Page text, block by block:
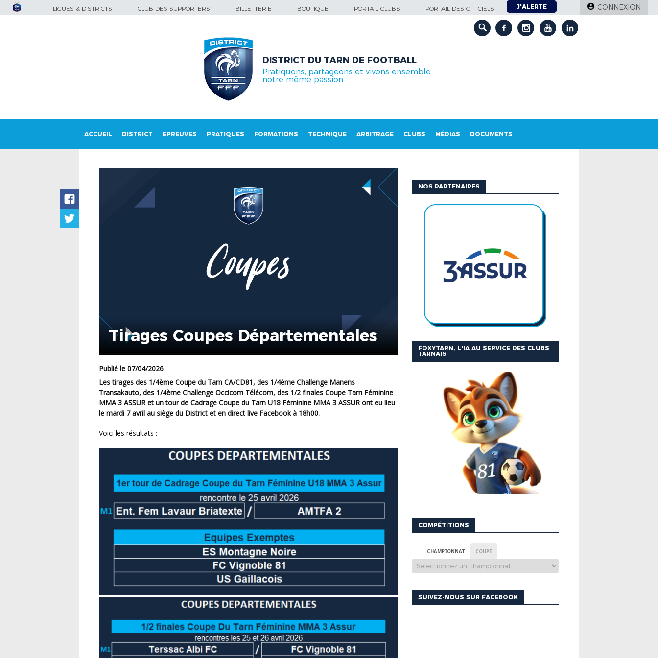
FFF LIGUES & DISTRICTS CLUB DES SUPPORTERS BILLETTERIE BOUTIQUE PORTAIL CLUBS PORTAIL DES OFFICIELS J'ALERTE CONNEXION
DISTRICT DU TARN DE FOOTBALL
Pratiquons, partageons et vivons ensemble
notre même passion.
ACCUEIL DISTRICT EPREUVES PRATIQUES FORMATIONS TECHNIQUE ARBITRAGE CLUBS MÉDIAS DOCUMENTS
Tirages Coupes Départementales
Publié le 07/04/2026
Lestirages des 1/4ème Coupe du Tarn CA/CD81, des 1/4ème Challenge Manens
Transakauto, des 1/4ème Challenge Occicom Télécom, des 1/2 finales Coupe Tarn Féminine
MMA 3 ASSUR et un tour de Cadrage Coupe du Tarn U18 Féminine MMA 3 ASSUR ont eu lieu
le mardi 7 avril au siège du District et en direct live Facebook à 18h00.
Voici les résultats :
NOS PARTENAIRES
FOXYTARN, L'IA AU SERVICE DES CLUBS
TARNAIS
COMPÉTITIONS
CHAMPIONNAT COUPE
SUIVEZ-NOUS SUR FACEBOOK